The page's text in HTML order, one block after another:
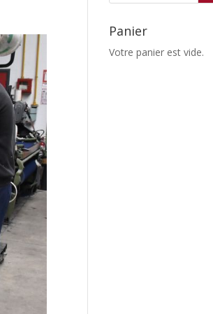
Panier
Votre panier est vide.